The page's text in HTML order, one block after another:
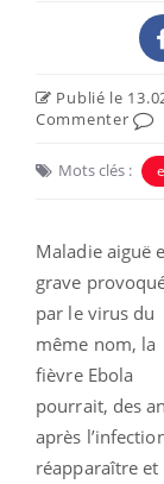
Publié le
Commenter
Mots clés :
Maladie aiguë
grave
par le virus du
même nom, la
fièvre Ebola
pourrait, des
après
réapparaître et